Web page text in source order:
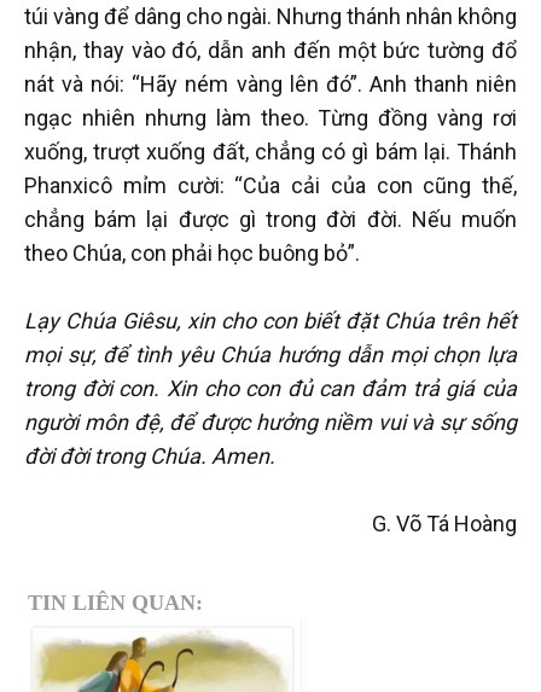
túi vàng để dâng cho ngài. Nhưng thánh nhân không
nhận, thay vào đó, dẫn anh đến một bức tường đổ
nát và nói: “Hãy ném vàng lên đó”. Anh thanh niên
ngạc nhiên nhưng làm theo. Từng đồng vàng rơi
xuống, trượt xuống đất, chẳng có gì bám lại. Thánh
Phanxicô mỉm cười: “Của cải của con cũng thế,
chẳng bám lại được gì trong đời đời. Nếu muốn
theo Chúa, con phải học buông bỏ”.
Lạy Chúa Giêsu, xin cho con biết đặt Chúa trên hết
mọi sự, để tình yêu Chúa hướng dẫn mọi chọn lựa
trong đời con. Xin cho con đủ can đảm trả giá của
người môn đệ, để được hưởng niềm vui và sự sống
đời đời trong Chúa. Amen.
G. Võ Tá Hoàng
TIN LIÊN QUAN: